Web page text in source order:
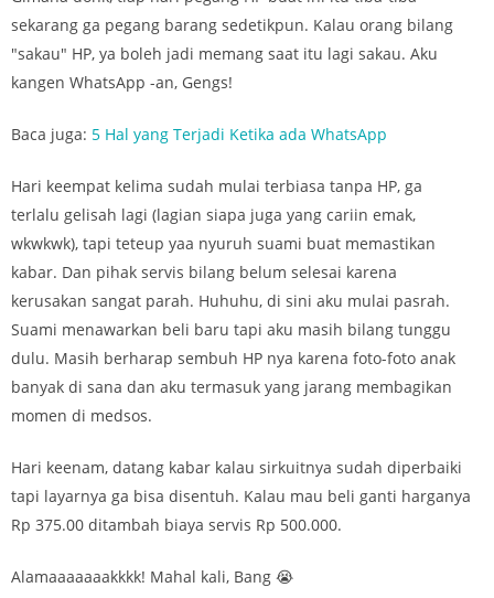
sekarang ga pegang barang sedetikpun. Kalau orang bilang
"sakau" HP, ya boleh jadi memang saat itu lagi sakau. Aku
kangen WhatsApp -an, Gengs!
Baca juga: 5 Hal yang Terjadi Ketika ada WhatsApp
Hari keempat kelima sudah mulai terbiasa tanpa HP, ga
terlalu gelisah lagi (lagian siapa juga yang cariin emak,
wkwkwk), tapi teteup yaa nyuruh suami buat memastikan
kabar. Dan pihak servis bilang belum selesai karena
kerusakan sangat parah. Huhuhu, di sini aku mulai pasrah.
Suami menawarkan beli baru tapi aku masih bilang tunggu
dulu. Masih berharap sembuh HP nya karena foto-foto anak
banyak di sana dan aku termasuk yang jarang membagikan
momen di medsos.
Hari keenam, datang kabar kalau sirkuitnya sudah diperbaiki
tapi layarnya ga bisa disentuh. Kalau mau beli ganti harganya
Rp 375.00 ditambah biaya servis Rp 500.000.
Alamaaaaaaakkkk! Mahal kali, Bang 😭